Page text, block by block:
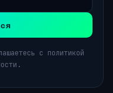
с политикой